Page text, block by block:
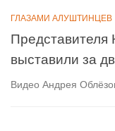
ГЛАЗАМИ АЛУШТИНЦЕВ
выставили за
Видео Андрея